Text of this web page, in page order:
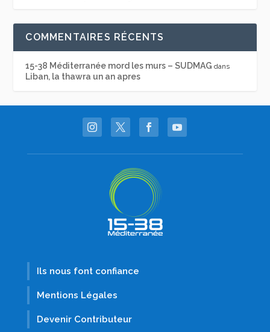
COMMENTAIRES RÉCENTS
15-38 Méditerranée mord les murs – SUDMAG dans
Liban, la thawra un an apres
Ils nous font confiance
Mentions Légales
Devenir Contributeur